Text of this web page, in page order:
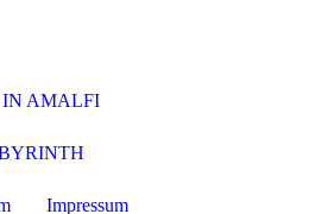
IN AMALFI
Impressum